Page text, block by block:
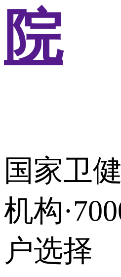
院
国家卫
机构
户选择